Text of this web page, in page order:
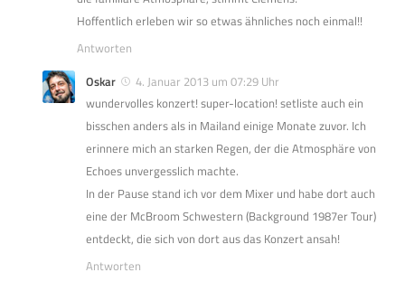
Hoffentlich erleben wir so etwas ähnliches noch einmal!!
Antworten
Oskar
4. Januar 2013 um 07:29 Uhr
wundervolles konzert! super-location! setliste auch ein
bisschen anders als in Mailand einige Monate zuvor. Ich
erinnere mich an starken Regen, der die Atmosphäre von
Echoes unvergesslich machte.
In der Pause stand ich vor dem Mixer und habe dort auch
eine der McBroom Schwestern (Background 1987er Tour)
entdeckt, die sich von dort aus das Konzert ansah!
Antworten